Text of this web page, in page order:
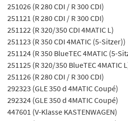
251026 (R 280 CDI / R 300 CDI)
251121 (R 280 CDI / R 300 CDI)
251122 (R 320/350 CDI 4MATIC L)
251123 (R 350 CDI 4MATIC (5-Sitzer))
251124 (R 350 BlueTEC 4MATIC (5-
251125 (R 320/350 BlueTEC 4MATIC
251126 (R 280 CDI / R 300 CDI)
292323 (GLE 350 d 4MATIC Coupé)
292324 (GLE 350 d 4MATIC Coupé)
447601 (V-Klasse KASTENWAGEN)